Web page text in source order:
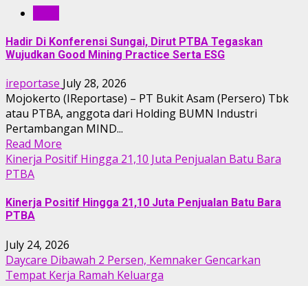
Hadir Di Konferensi Sungai, Dirut PTBA Tegaskan
Wujudkan Good Mining Practice Serta ESG
ireportase July 28, 2026
Mojokerto (IReportase) – PT Bukit Asam (Persero) Tbk
atau PTBA, anggota dari Holding BUMN Industri
Pertambangan MIND...
Read More
Kinerja Positif Hingga 21,10 Juta Penjualan Batu Bara
PTBA
Kinerja Positif Hingga 21,10 Juta Penjualan Batu Bara
PTBA
July 24, 2026
Daycare Dibawah 2 Persen, Kemnaker Gencarkan
Tempat Kerja Ramah Keluarga